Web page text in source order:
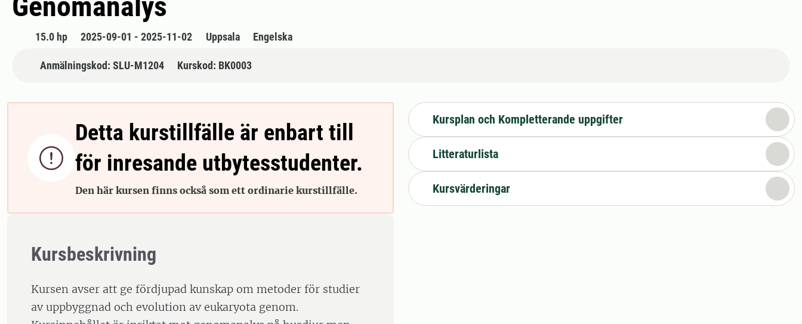
15.0 hp 2025-09-01 - 2025-11-02 Uppsala Engelska
Anmälningskod: SLU-M1204 Kurskod: BK0003

Detta kurstillfälle är enbart till
för inresande utbytesstudenter.
Den här kursen finns också som ett ordinarie kurstillfälle.
Kursbeskrivning
Kursen avser att ge fördjupad kunskap om metoder för studier
av uppbyggnad och evolution av eukaryota genom.
Kursplan och Kompletterande uppgifter
Litteraturlista
Kursvärderingar